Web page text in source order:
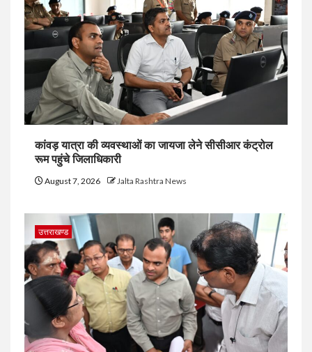
कांवड़ यात्रा की व्यवस्थाओं का जायजा लेने सीसीआर कंट्रोल
रूम पहुंचे जिलाधिकारी
August 7, 2026 Jalta Rashtra News
उत्तराखण्ड